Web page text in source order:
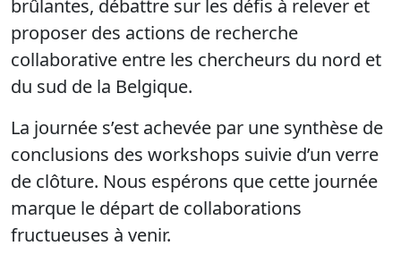
brûlantes, débattre sur les défis à relever et
proposer des actions de recherche
collaborative entre les chercheurs du nord et
du sud de la Belgique.
La journée s’est achevée par une synthèse de
conclusions des workshops suivie d’un verre
de clôture. Nous espérons que cette journée
marque le départ de collaborations
fructueuses à venir.